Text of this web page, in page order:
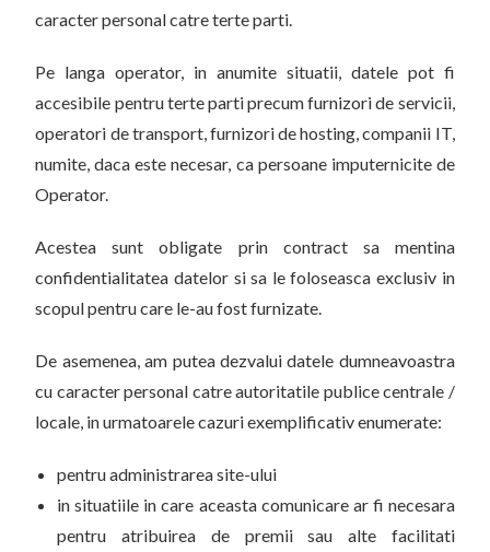
caracter personal catre terte parti.
Pe langa operator, in anumite situatii, datele pot fi
accesibile pentru terte parti precum furnizori de servicii,
operatori de transport, furnizori de hosting, companii IT,
numite, daca este necesar, ca persoane imputernicite de
Operator.
Acestea sunt obligate prin contract sa mentina
confidentialitatea datelor si sa le foloseasca exclusiv in
scopul pentru care le-au fost furnizate.
De asemenea, am putea dezvalui datele dumneavoastra
cu caracter personal catre autoritatile publice centrale /
locale, in urmatoarele cazuri exemplificativ enumerate:
pentru administrarea site-ului
in situatiile in care aceasta comunicare ar fi necesara
pentru atribuirea de premii sau alte facilitati